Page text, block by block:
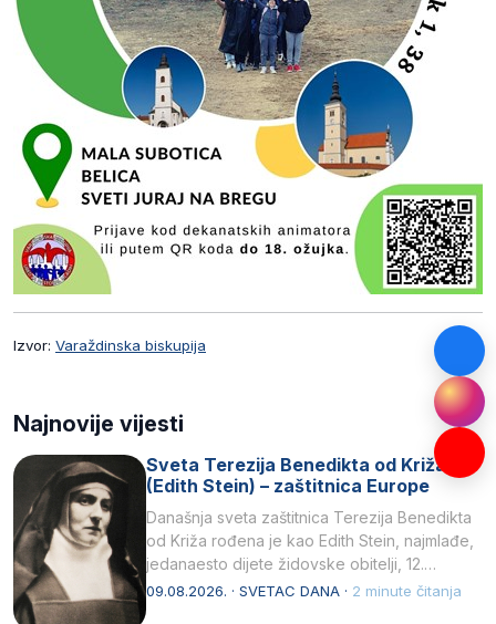
Izvor: Varaždinska biskupija
Najnovije vijesti
Sveta Terezija Benedikta od Križa
(Edith Stein) – zaštitnica Europe
Današnja sveta zaštitnica Terezija Benedikta
od Križa rođena je kao Edith Stein, najmlađe,
jedanaesto dijete židovske obitelji, 12.
listopada 1891, u Wrocławu…
09.08.2026. · SVETAC DANA · 2 minute čitanja